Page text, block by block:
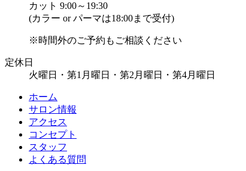
カット 9:00～19:30
(カラー or パーマは18:00まで受付)
※時間外のご予約もご相談ください
定休日
火曜日・第1月曜日・第2月曜日・第4月曜日
ホーム
サロン情報
アクセス
コンセプト
スタッフ
よくある質問